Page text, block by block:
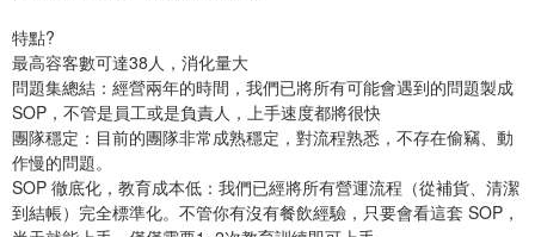
特點?
最高容客數可達38人，消化量大
問題集總結：經營兩年的時間，我們已將所有可能會遇到的問題製成
SOP，不管是員工或是負責人，上手速度都將很快
團隊穩定：目前的團隊非常成熟穩定，對流程熟悉，不存在偷竊、動
作慢的問題。
SOP 徹底化，教育成本低：我們已經將所有營運流程（從補貨、清潔
到結帳）完全標準化。不管你有沒有餐飲經驗，只要會看這套 SOP，